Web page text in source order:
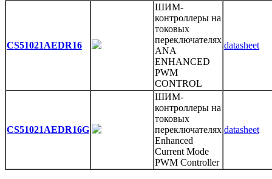
CS51021AEDR16
ШИМ-
контроллеры на
токовых
переключателях
ANA
ENHANCED
PWM
CONTROL
datasheet
CS51021AEDR16G
ШИМ-
контроллеры на
токовых
переключателях
Enhanced
Current Mode
PWM Controller
datasheet